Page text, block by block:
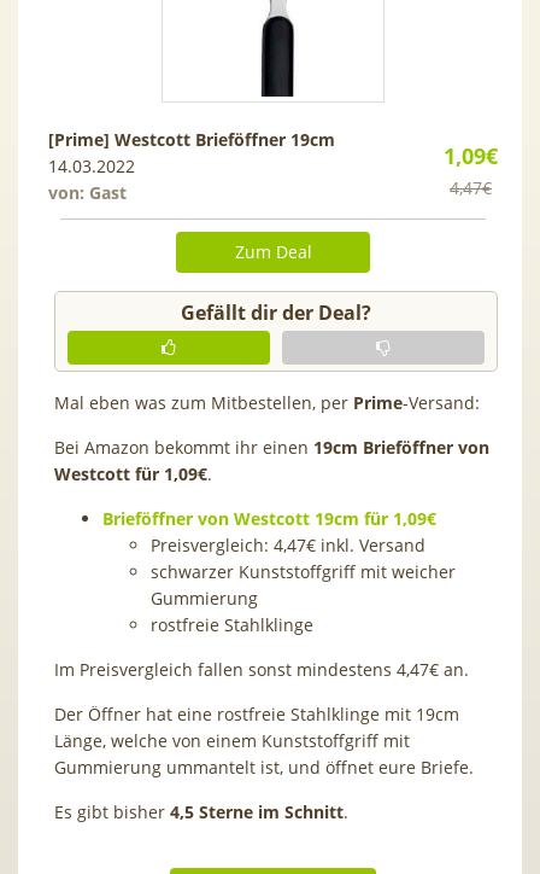
1,09€
4,47€
[Prime] Westcott Brieföffner 19cm
14.03.2022
von: Gast
Zum Deal
Gefällt dir der Deal?
Mal eben was zum Mitbestellen, per Prime-Versand:
Bei Amazon bekommt ihr einen 19cm Brieföffner von
Westcott für 1,09€.
Brieföffner von Westcott 19cm für 1,09€
Preisvergleich: 4,47€ inkl. Versand
schwarzer Kunststoffgriff mit weicher
Gummierung
rostfreie Stahlklinge
Im Preisvergleich fallen sonst mindestens 4,47€ an.
Der Öffner hat eine rostfreie Stahlklinge mit 19cm
Länge, welche von einem Kunststoffgriff mit
Gummierung ummantelt ist, und öffnet eure Briefe.
Es gibt bisher 4,5 Sterne im Schnitt.